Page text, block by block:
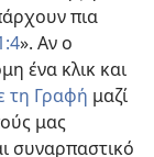
πια
». Αν ο
ένα κλικ και
τη Γραφή μαζί
μας
συναρπαστικό